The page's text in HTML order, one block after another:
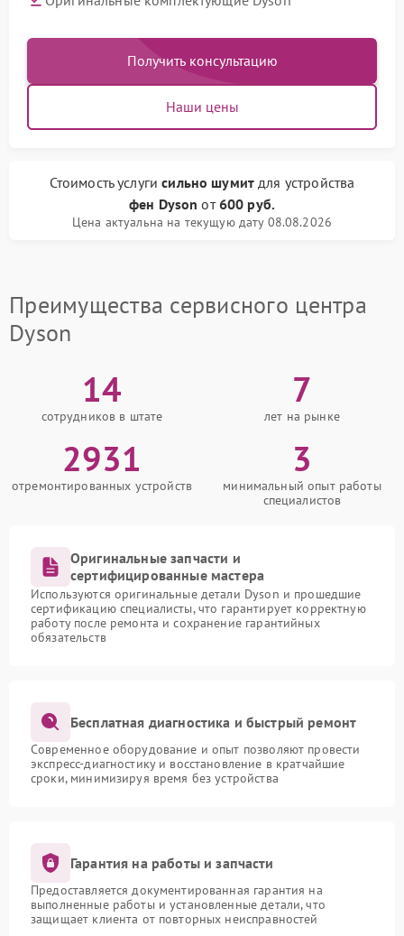
Получить консультацию
Наши цены
Стоимость услугисильно шумит для устройства
фен Dyson от600 руб.
Цена актуальна на текущую дату 08.08.2026
Преимущества сервисного центра
Dyson
14
сотрудников в штате
7
лет на рынке
2931
отремонтированных устройств
3
минимальный опыт работы
специалистов
Оригинальные запчасти и
сертифицированные мастера
Используются оригинальные детали Dyson и прошедшие
сертификацию специалисты, что гарантирует корректную
работу после ремонта и сохранение гарантийных
обязательств
Бесплатная диагностика и быстрый ремонт
Современное оборудование и опыт позволяют провести
экспресс-диагностику и восстановление в кратчайшие
сроки, минимизируя время без устройства
Гарантия на работы и запчасти
Предоставляется документированная гарантия на
выполненные работы и установленные детали, что
защищает клиента от повторных неисправностей